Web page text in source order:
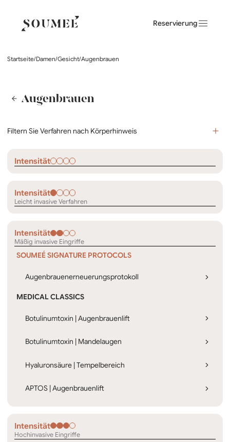
Reservierung
Startseite/Damen/Gesicht/Augenbrauen
Augenbrauen
Filtern Sie Verfahren nach Körperhinweis
Intensität
Intensität
Leicht invasive Verfahren
Intensität
Mäßig invasive Eingriffe
SOUMEÉ SIGNATURE PROTOCOLS
Augenbrauenerneuerungsprotokoll
MEDICAL CLASSICS
Botulinumtoxin | Augenbrauenlift
Botulinumtoxin | Mandelaugen
Hyaluronsäure | Tempelbereich
APTOS | Augenbrauenlift
Intensität
Hochinvasive Eingriffe